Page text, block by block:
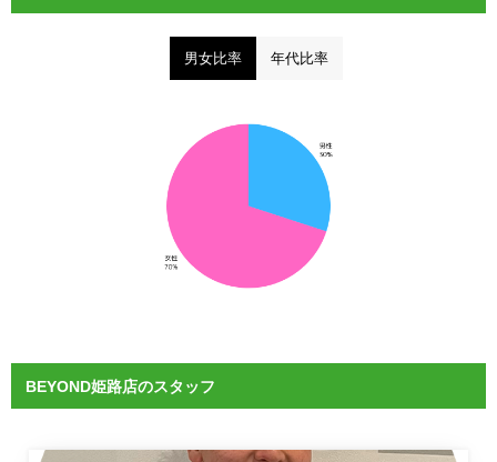
男女比率 年代比率
BEYOND姫路店のスタッフ